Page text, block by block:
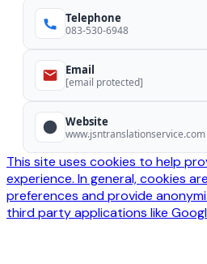
Telephone
083-530-6948
Email
[email protected]
Website
www.jsntranslationservice.com
This site uses cookies to help
experience. In general, cookies
preferences and provide
third party applications like